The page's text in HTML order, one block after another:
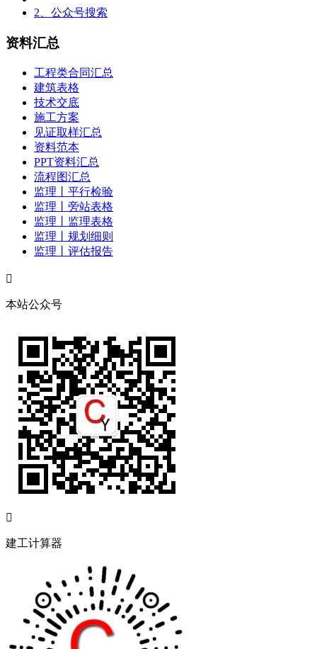
2、公众号搜索
资料汇总
工程类合同汇总
建筑表格
技术交底
施工方案
见证取样汇总
资料范本
PPT资料汇总
流程图汇总
监理丨平行检验
监理丨旁站表格
监理丨监理表格
监理丨规划细则
监理丨评估报告

本站公众号

建工计算器